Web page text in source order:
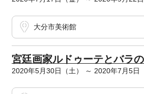
大分市美術館
宮廷画家ルドゥーテとバラ
2020年5月30日（土） ～ 2020年7月5日